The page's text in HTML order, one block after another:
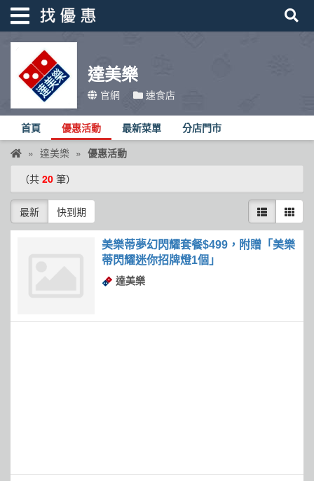
達美樂
官網 速食店
首頁 優惠活動 最新菜單 分店門市
達美樂
優惠活動
（共 20 筆）
最新 快到期
美樂蒂夢幻閃耀套餐$499，附贈「美樂
蒂閃耀迷你招牌燈1個」
達美樂
找優惠
首頁
優惠活動
折價卷
線上DM
找菜單